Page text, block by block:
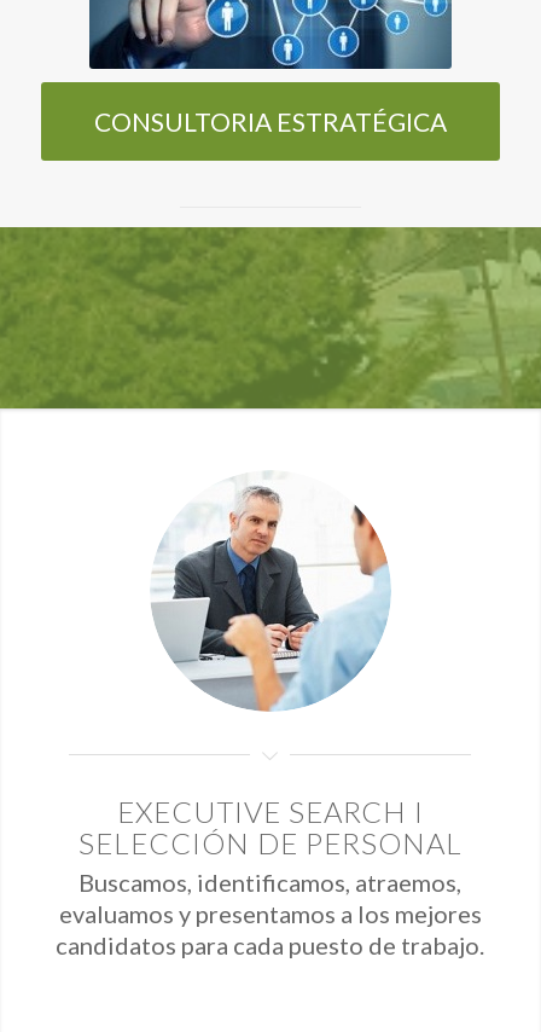
CONSULTORIA ESTRATÉGICA
EXECUTIVE SEARCH I
SELECCIÓN DE PERSONAL
Buscamos, identificamos, atraemos,
evaluamos y presentamos a los mejores
candidatos para cada puesto de trabajo.